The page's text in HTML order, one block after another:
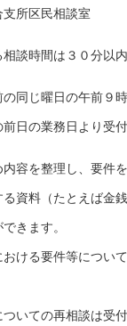
区民相談室
談時間は３０分以
同じ曜日の午前９
日の業務日より受付
容を整理し、要件
たとえば金銭貸借
きます。
件等についての
の再相談は受付て